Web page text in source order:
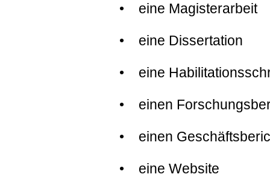
• eine Magisterarbeit
• eine Dissertation
• eine
• einen
• einen
• eine Website